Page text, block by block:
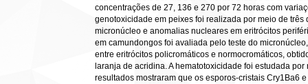
concentrações de 27, 136 e 270 por 72 horas com
genotoxicidade em peixes foi realizada por meio de três
micronúcleo e anomalias nucleares em eritrócitos
em camundongos foi avaliada pelo teste do
entre eritrócitos policromáticos e normocromáticos,
laranja de acridina. A hematotoxicidade foi estudada
resultados mostraram que os esporos-cristais Cry1Ba6